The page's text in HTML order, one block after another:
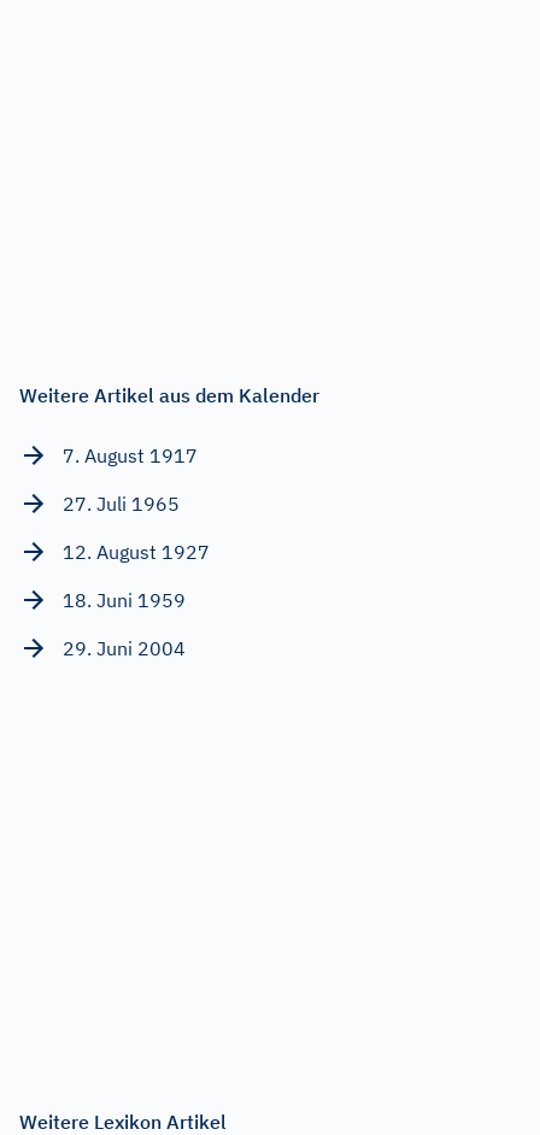
Weitere Artikel aus dem Kalender
7. August 1917
27. Juli 1965
12. August 1927
18. Juni 1959
29. Juni 2004
Weitere Lexikon Artikel